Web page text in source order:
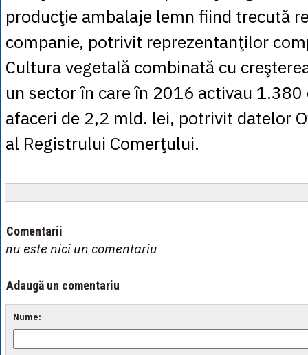
producţie ambalaje lemn fiind trecută
companie, potrivit reprezentanţilor
Cultura vegetală combinată cu
un sector în care în 2016 activau 1.380
afaceri de 2,2 mld. lei, potrivit datelor
al Registrului Comerţului.
Comentarii
nu este nici un comentariu
Adaugă un comentariu
Nume: